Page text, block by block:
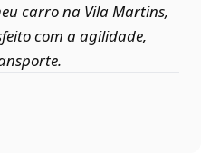
carro na Vila Martins,
com a agilidade,